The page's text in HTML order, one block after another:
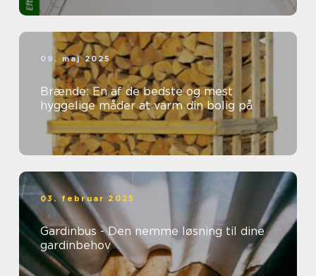
09. maj 2025
Brænde: En af de bedste og mest
hyggelige måder at varm din bolig på
03. februar 2025
Gardinbus - Den nemme løsning til dine
gardinbehov